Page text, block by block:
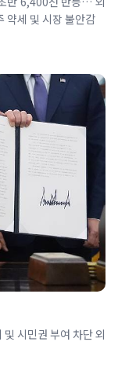
약세 및 시장 불안감
시민권 부여 차단 외